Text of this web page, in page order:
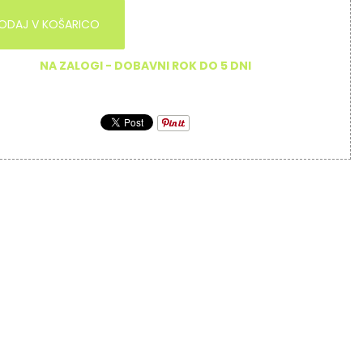
V KOŠARICO
NA ZALOGI - DOBAVNI ROK DO 5 DNI